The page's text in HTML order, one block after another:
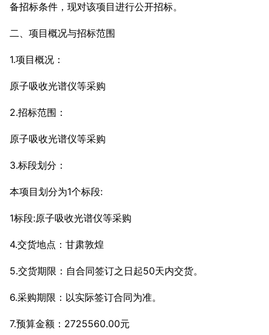
备招标条件，现对该项目进行公开招标。
二、项目概况与招标范围
1.项目概况：
原子吸收光谱仪等采购
2.招标范围：
原子吸收光谱仪等采购
3.标段划分：
本项目划分为1个标段:
1标段:原子吸收光谱仪等采购
4.交货地点 ： 甘肃敦煌
5.交货期限：自合同签订之日起50天内交货。
6.采购期限： 以实际签订合同为准。
7.预算金额：2725560.00元